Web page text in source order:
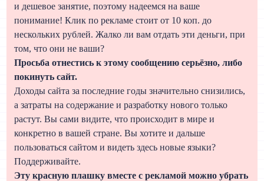
и дешевое занятие, поэтому надеемся на ваше
понимание! Клик по рекламе стоит от 10 коп. до
нескольких рублей. Жалко ли вам отдать эти деньги, при
том, что они не ваши?
Просьба отнестись к этому сообщению серьёзно, либо
покинуть сайт.
Доходы сайта за последние годы значительно снизились,
а затраты на содержание и разработку нового только
растут. Вы сами видите, что происходит в мире и
конкретно в вашей стране. Вы хотите и дальше
пользоваться сайтом и видеть здесь новые языки?
Поддерживайте.
Эту красную плашку вместе с рекламой можно убрать